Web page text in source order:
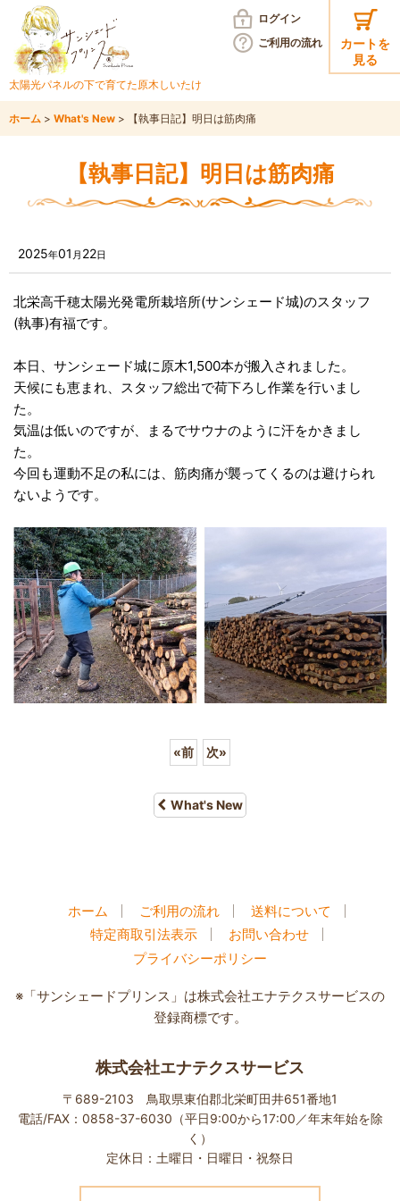
太陽光パネルの下で育てた原木しいたけ
カートを
見る
ログイン
ご利用の流れ
ホーム > What's New > 【執事日記】明日は筋肉痛
【執事日記】明日は筋肉痛
2025年01 月 22日
北栄高千穂太陽光発電所栽培所(サンシェード城)のスタッフ
(執事)有福です。
本日、サンシェード城に原木1,500本が搬入されました。
天候にも恵まれ、スタッフ総出で荷下ろし作業を行いまし
た。
気温は低いのですが、まるでサウナのように汗をかきまし
た。
今回も運動不足の私には、筋肉痛が襲ってくるのは避けられ
ないようです。
«前 次»
What's New
ホーム ご利用の流れ
送料について
特定商取引法表示
お問い合わせ
プライバシーポリシー
※「サンシェードプリンス」は株式会社エナテクスサービスの
登録商標です。
株式会社エナテクスサービス
〒689-2103 鳥取県東伯郡北栄町田井651番地1
電話/FAX：0858-37-6030（平日9:00から17:00／年末年始を除
く）
定休日：土曜日・日曜日・祝祭日